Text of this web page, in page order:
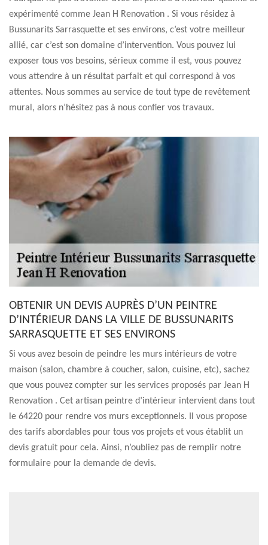
expérimenté comme Jean H Renovation . Si vous résidez à
Bussunarits Sarrasquette et ses environs, c’est votre meilleur
allié, car c’est son domaine d’intervention. Vous pouvez lui
exposer tous vos besoins, sérieux comme il est, vous pouvez
vous attendre à un résultat parfait et qui correspond à vos
attentes. Nous sommes au service de tout type de revêtement
mural, alors n’hésitez pas à nous confier vos travaux.
OBTENIR UN DEVIS AUPRÈS D’UN PEINTRE
D’INTÉRIEUR DANS LA VILLE DE BUSSUNARITS
SARRASQUETTE ET SES ENVIRONS
Si vous avez besoin de peindre les murs intérieurs de votre
maison (salon, chambre à coucher, salon, cuisine, etc), sachez
que vous pouvez compter sur les services proposés par Jean H
Renovation . Cet artisan peintre d’intérieur intervient dans tout
le 64220 pour rendre vos murs exceptionnels. Il vous propose
des tarifs abordables pour tous vos projets et vous établit un
devis gratuit pour cela. Ainsi, n’oubliez pas de remplir notre
formulaire pour la demande de devis.